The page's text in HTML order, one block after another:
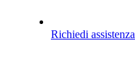
Richiedi assistenza